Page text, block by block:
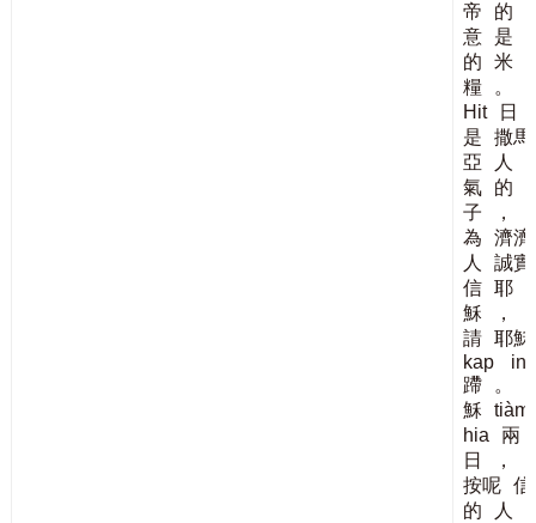
帝
的
意
是
的
米
糧
。
Hit
日
是
撒馬
亞
人
氣
的
子
，
為
濟濟
人
誠實
信 耶
穌
，
請 耶穌
kap
in
蹛
。
穌
tiàm
hia
兩
日
，
按呢 信
的
人